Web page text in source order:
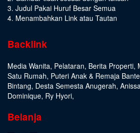
3. Judul Pakai Huruf Besar Semua
4. Menambahkan Link atau Tautan
Backlink
Media Wanita, Pelataran, Berita Properti,
Satu Rumah, Puteri Anak & Remaja
Bintang, Desta Semesta Anugerah,
Dominique, Ry Hyori,
Belanja